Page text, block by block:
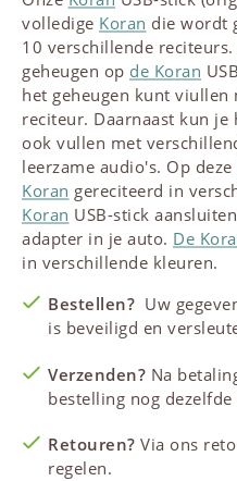
volledige Koran die wordt
10 verschillende
geheugen op de Koran
het geheugen kunt
reciteur. Daarnaast kun
ook vullen met
leerzame audio's. Op deze
Koran gereciteerd in
Koran USB-stick
adapter in je auto. De
in verschillende kleuren.
Bestellen? Uw
is beveiligd en
Verzenden? Na
bestelling nog dezelfde
Retouren? Via ons
regelen.